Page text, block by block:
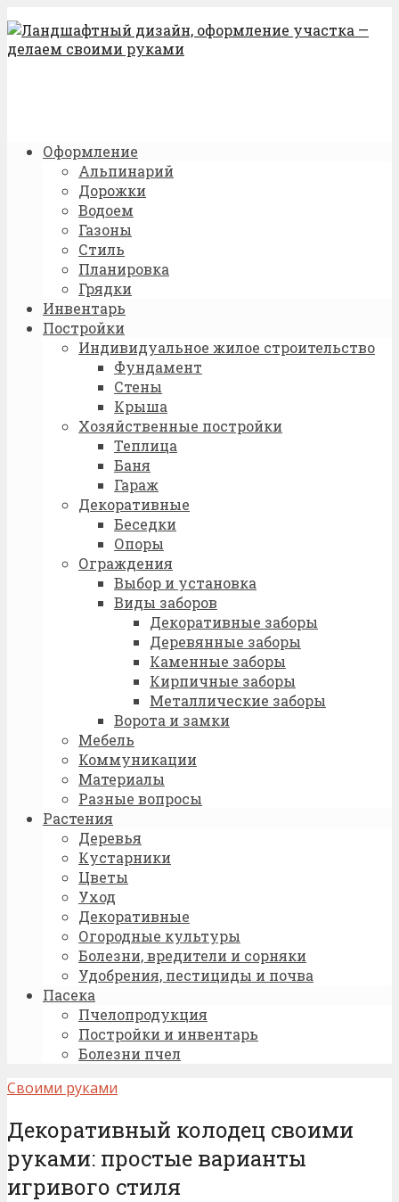
Оформление
Альпинарий
Дорожки
Водоем
Газоны
Стиль
Планировка
Грядки
Инвентарь
Постройки
Индивидуальное жилое строительство
Фундамент
Стены
Крыша
Хозяйственные постройки
Теплица
Баня
Гараж
Декоративные
Беседки
Опоры
Ограждения
Выбор и установка
Виды заборов
Декоративные заборы
Деревянные заборы
Каменные заборы
Кирпичные заборы
Металлические заборы
Ворота и замки
Мебель
Коммуникации
Материалы
Разные вопросы
Растения
Деревья
Кустарники
Цветы
Уход
Декоративные
Огородные культуры
Болезни, вредители и сорняки
Удобрения, пестициды и почва
Пасека
Пчелопродукция
Постройки и инвентарь
Болезни пчел
Своими руками
Декоративный колодец своими
руками: простые варианты
игривого стиля